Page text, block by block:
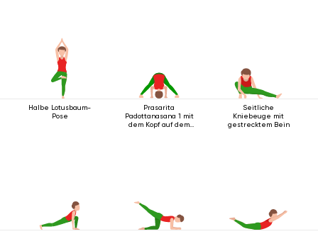
Halbe Lotusbaum-
Pose
Prasarita
Padottanasana 1 mit
dem Kopf auf dem
Seitliche
Kniebeuge mit
gestrecktem Bein